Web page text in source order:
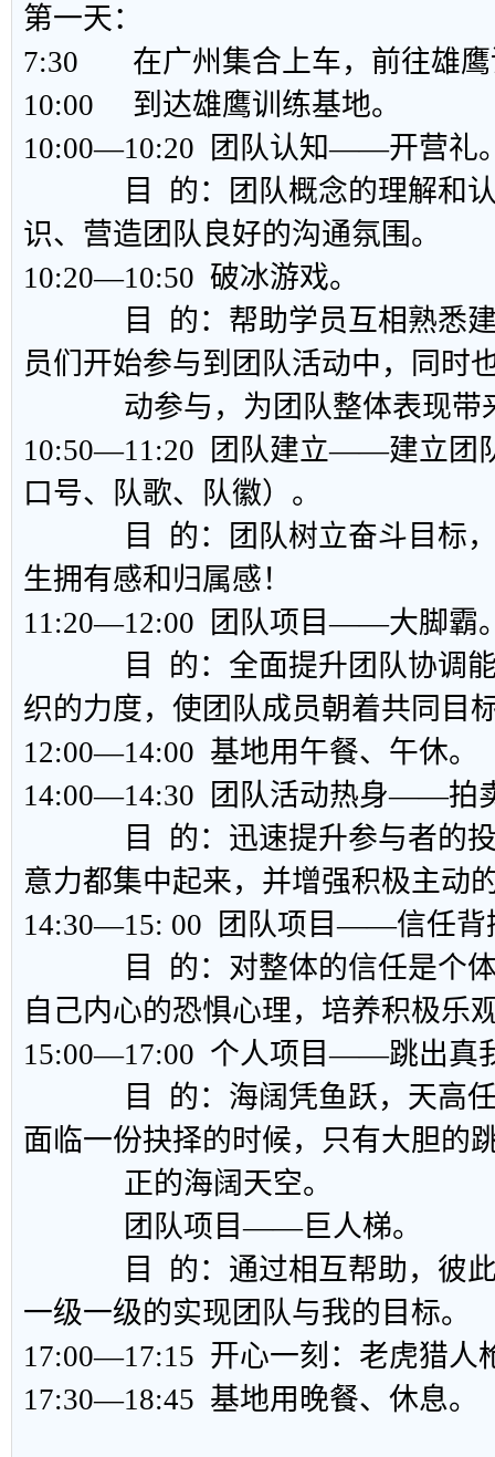
第一天：
7:30 在广州集合上车，前往雄鹰
10:00 到达雄鹰训练基地。
10:00—10:20 团队认知——开营礼
目 的：团队概念的理解和认
识、营造团队良好的沟通氛围。
10:20—10:50 破冰游戏。
目 的：帮助学员互相熟悉建
员们开始参与到团队活动中，同时
动参与，为团队整体表现带
10:50—11:20 团队建立——建立团
口号、队歌、队徽）。
目 的：团队树立奋斗目标，
生拥有感和归属感！
11:20—12:00 团队项目——大脚霸
目 的：全面提升团队协调能
织的力度，使团队成员朝着共同目
12:00—14:00 基地用午餐、午休。
14:00—14:30 团队活动热身――拍
目 的：迅速提升参与者的投
意力都集中起来，并增强积极主动
14:30—15: 00 团队项目——信任背
目 的：对整体的信任是个体
自己内心的恐惧心理，培养积极乐
15:00—17:00 个人项目——跳出真
目 的：海阔凭鱼跃，天高任
面临一份抉择的时候，只有大胆的
正的海阔天空。
团队项目——巨人梯。
目 的：通过相互帮助，彼此
一级一级的实现团队与我的目标。
17:00—17:15 开心一刻：老虎猎人
17:30—18:45 基地用晚餐、休息。